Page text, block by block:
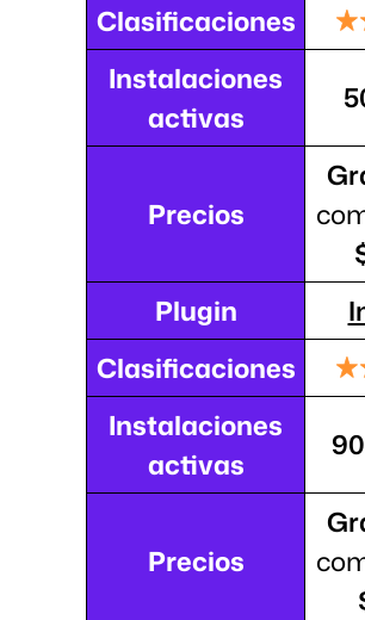
Clasificaciones
Instalaciones
activas
Precios
Plugin
Clasificaciones
Instalaciones
activas
Precios